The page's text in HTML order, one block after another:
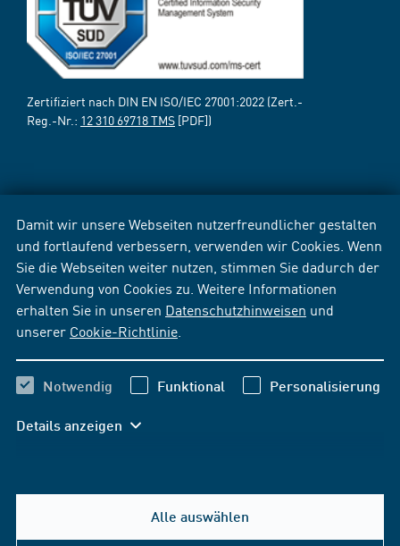
Damit wir unsere Webseiten nutzerfreundlicher gestalten
und fortlaufend verbessern, verwenden wir Cookies. Wenn
Sie die Webseiten weiter nutzen, stimmen Sie dadurch der
Verwendung von Cookies zu. Weitere Informationen
erhalten Sie in unseren Datenschutzhinweisen und
unserer Cookie-Richtlinie
Notwendig Funktional Personalisierung
Details anzeigen
Alle auswählen
Zertifiziert nach DIN EN ISO/IEC 27001:2022 (Zert.-
Reg.-Nr.: 12 310 69718 TMS [PDF])